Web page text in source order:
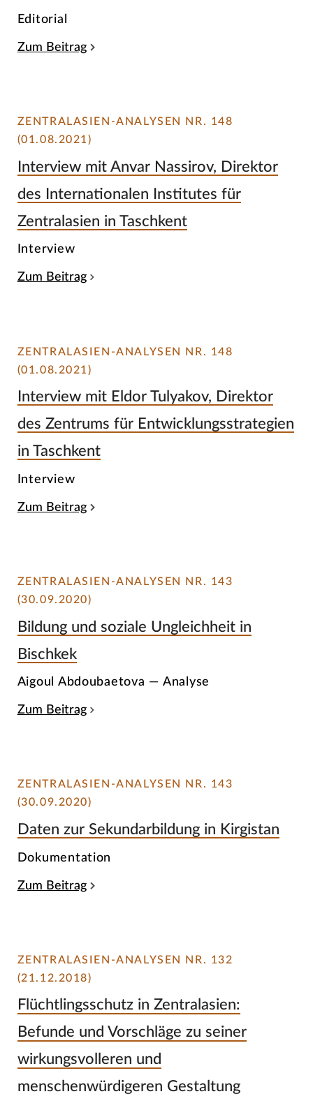
Editorial
Zum Beitrag
ZENTRALASIEN-ANALYSEN NR. 148
(01.08.2021)
Interview mit Anvar Nassirov, Direktor
des Internationalen Institutes für
Zentralasien in Taschkent
Interview
Zum Beitrag
ZENTRALASIEN-ANALYSEN NR. 148
(01.08.2021)
Interview mit Eldor Tulyakov, Direktor
des Zentrums für Entwicklungsstrategien
in Taschkent
Interview
Zum Beitrag
ZENTRALASIEN-ANALYSEN NR. 143
(30.09.2020)
Bildung und soziale Ungleichheit in
Bischkek
Aigoul Abdoubaetova — Analyse
Zum Beitrag
ZENTRALASIEN-ANALYSEN NR. 143
(30.09.2020)
Daten zur Sekundarbildung in Kirgistan
Dokumentation
Zum Beitrag
ZENTRALASIEN-ANALYSEN NR. 132
(21.12.2018)
Flüchtlingsschutz in Zentralasien:
Befunde und Vorschläge zu seiner
wirkungsvolleren und
menschenwürdigeren Gestaltung